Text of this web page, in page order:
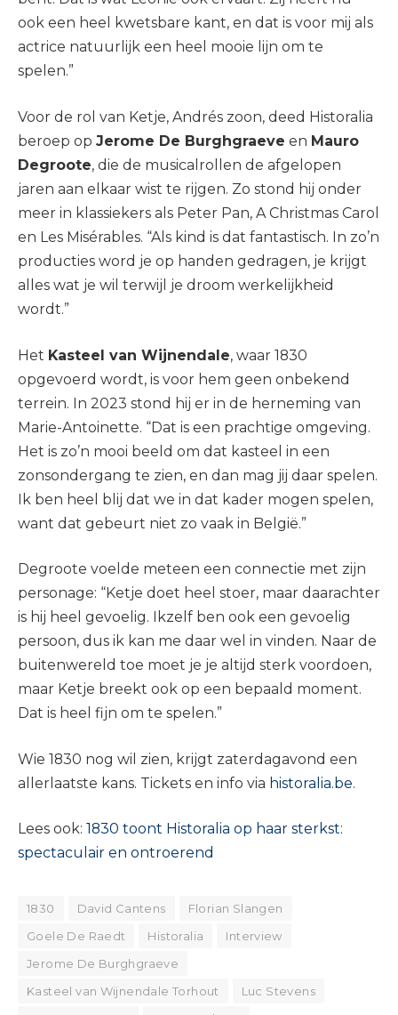
ook een heel kwetsbare kant, en dat is voor mij als
actrice natuurlijk een heel mooie lijn om te
spelen.”
Voor de rol van Ketje, Andrés zoon, deed Historalia
beroep op Jerome De Burghgraeve en Mauro
Degroote, die de musicalrollen de afgelopen
jaren aan elkaar wist te rijgen. Zo stond hij onder
meer in klassiekers als Peter Pan, A Christmas Carol
en Les Misérables. “Als kind is dat fantastisch. In zo’n
producties word je op handen gedragen, je krijgt
alles wat je wil terwijl je droom werkelijkheid
wordt.”
Het Kasteel van Wijnendale, waar 1830
opgevoerd wordt, is voor hem geen onbekend
terrein. In 2023 stond hij er in de herneming van
Marie-Antoinette. “Dat is een prachtige omgeving.
Het is zo’n mooi beeld om dat kasteel in een
zonsondergang te zien, en dan mag jij daar spelen.
Ik ben heel blij dat we in dat kader mogen spelen,
want dat gebeurt niet zo vaak in België.”
Degroote voelde meteen een connectie met zijn
personage: “Ketje doet heel stoer, maar daarachter
is hij heel gevoelig. Ikzelf ben ook een gevoelig
persoon, dus ik kan me daar wel in vinden. Naar de
buitenwereld toe moet je je altijd sterk voordoen,
maar Ketje breekt ook op een bepaald moment.
Dat is heel fijn om te spelen.”
Wie 1830 nog wil zien, krijgt zaterdagavond een
allerlaatste kans. Tickets en info via historalia.be.
Lees ook: 1830 toont Historalia op haar sterkst:
spectaculair en ontroerend
1830 David Cantens
Florian Slangen
Goele De Raedt
Historalia
Interview
Jerome De Burghgraeve
Kasteel van Wijnendale Torhout
Luc Stevens